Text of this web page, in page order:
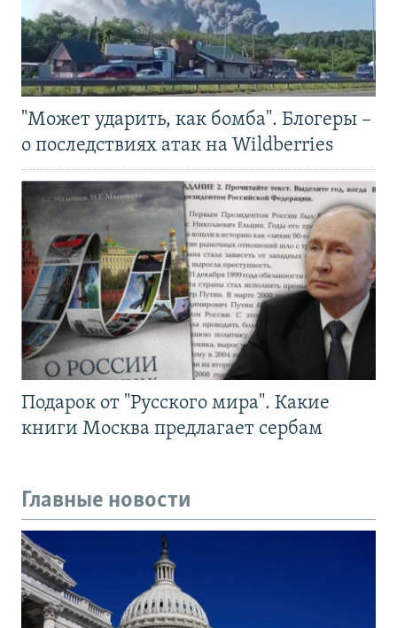
"Может ударить, как бомба". Блогеры –
о последствиях атак на Wildberries
Подарок от "Русского мира". Какие
книги Москва предлагает сербам
Главные новости